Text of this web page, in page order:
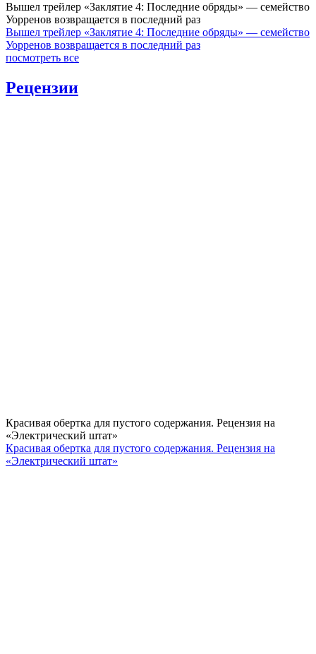
Вышел трейлер «Заклятие 4: Последние обряды» — семейство
Уорренов возвращается в последний раз
Вышел трейлер «Заклятие 4: Последние обряды» — семейство
Уорренов возвращается в последний раз
посмотреть все
Рецензии
Красивая обертка для пустого содержания. Рецензия на
«Электрический штат»
Красивая обертка для пустого содержания. Рецензия на
«Электрический штат»